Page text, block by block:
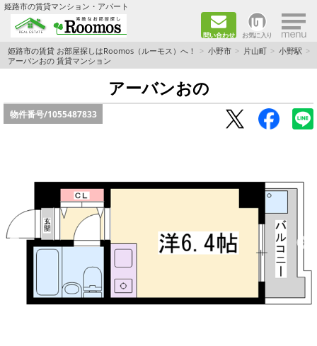
姫路市の賃貸マンション・アパート
問い合わせ お気に入り ×
TOPページ
ファミリー向けの部屋を探す
一人暮らし向けの部屋を探す
カップル向けの部屋を探す
敷金礼金0円の部屋を探す
都市ガス&オール電化の部屋を探す
ネット無料の部屋を探す
姫路市の賃貸 お部屋探しはRoomos（ルーモス）へ！ 小野市 片山町
小野駅
アーバンおの 賃貸マンション
アーバンおの
物件番号/1055487833